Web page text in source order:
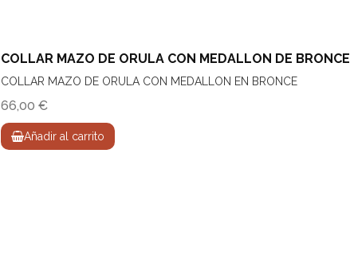
COLLAR MAZO DE ORULA CON MEDALLON DE BRONCE
COLLAR MAZO DE ORULA CON MEDALLON EN BRONCE
66,00 €
Añadir al carrito